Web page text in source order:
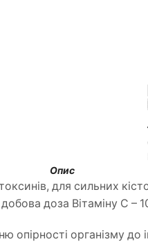
Опис
для сильних
доза Вітаміну С
організму до